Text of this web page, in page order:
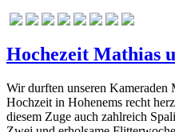
Hochezeit Mathias
Wir durften unseren Kameraden
Hochzeit in Hohenems recht
diesem Zuge auch zahlreich